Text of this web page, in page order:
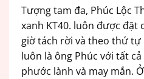
Tượng tam đa, Phúc Lộc
xanh KT40. luôn được đặt
giờ tách rời và theo thứ tự
luôn là ông Phúc với tất
phước lành và may mắn.